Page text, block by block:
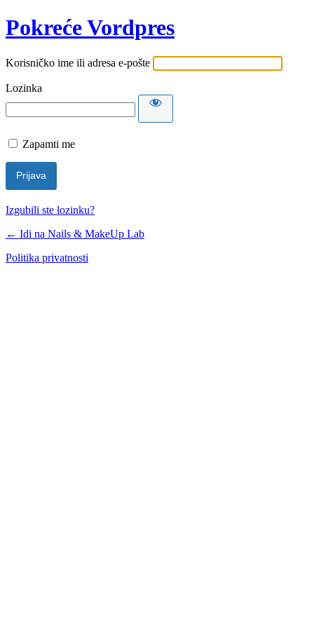
Pokreće Vordpres
Korisničko ime ili adresa e-pošte
Lozinka
Zapamti me
Izgubili ste lozinku?
← Idi na Nails & MakeUp Lab
Politika privatnosti